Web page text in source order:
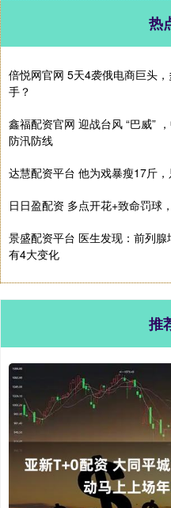
热
倍悦网官网 5天4袭俄电商巨头
手？
鑫福配资官网 迎战台风 “巴威”
防汛防线
达慧配资平台 他为戏暴瘦17斤
日日盈配资 多点开花+致命罚球
景盛配资平台 医生发现：前列
有4大变化
推